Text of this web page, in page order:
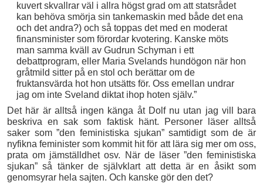
kuvert skvallrar väl i allra högst grad om att statsrådet
kan behöva smörja sin tankemaskin med både det ena
och det andra?) och så toppas det med en moderat
finansminister som förordar kvotering. Kanske möts
man samma kväll av Gudrun Schyman i ett
debattprogram, eller Maria Svelands hundögon när hon
gråtmild sitter på en stol och berättar om de
fruktansvärda hot hon utsätts för. Oss emellan undrar
jag om inte Sveland diktat ihop hoten själv.”
Det här är alltså ingen känga åt Dolf nu utan jag vill bara
beskriva en sak som faktisk hänt. Personer läser alltså
saker som ”den feministiska sjukan” samtidigt som de är
nyfikna feminister som kommit hit för att lära sig mer om oss,
prata om jämställdhet osv. När de läser ”den feministiska
sjukan” så tänker de självklart att detta är en åsikt som
genomsyrar hela sajten. Och kanske gör den det?